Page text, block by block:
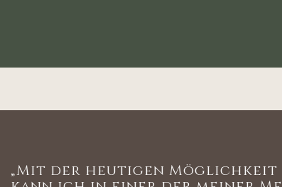
„Mit der heutigen Möglichkeit